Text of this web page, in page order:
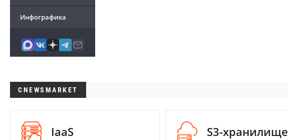
Инфографика
CNEWSMARKET
IaaS S3-хранилище